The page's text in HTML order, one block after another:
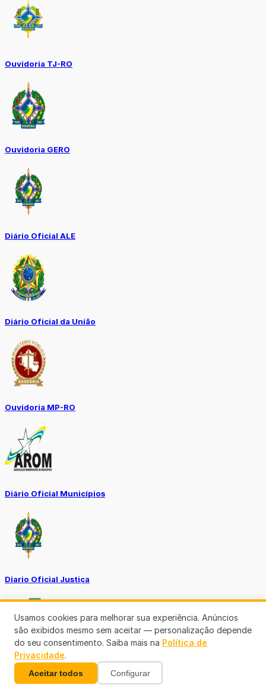
Ouvidoria TJ-RO
Ouvidoria GERO
Diário Oficial ALE
Diário Oficial da União
Ouvidoria MP-RO
Diário Oficial Municípios
Diario Oficial Justiça
SINE Municipal
Usamos cookies para melhorar sua experiência. Anúncios
são exibidos mesmo sem aceitar — personalização depende
do seu consentimento. Saiba mais na Política de
Privacidade.
Aceitar todos Configurar